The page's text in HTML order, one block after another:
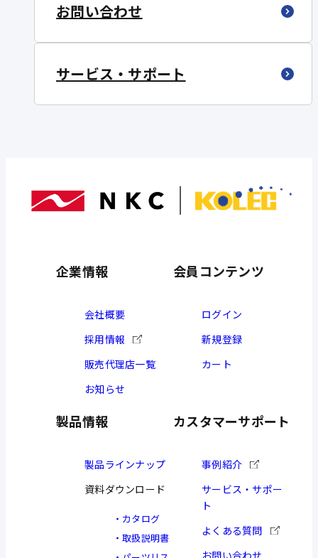
お問い合わせ
サービス・サポート
企業情報
会社概要
採用情報
販売代理店一覧
お知らせ
製品情報
製品ラインナップ
資料ダウンロード
カタログ
取扱説明書
会員コンテンツ
ログイン
新規登録
カート
カスタマーサポート
事例紹介
サービス・サポー
ト
よくある質問